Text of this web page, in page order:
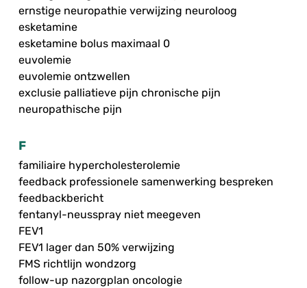
ernstige neuropathie verwijzing neuroloog
esketamine
esketamine bolus maximaal 0
euvolemie
euvolemie ontzwellen
exclusie palliatieve pijn chronische pijn
neuropathische pijn
F
familiaire hypercholesterolemie
feedback professionele samenwerking bespreken
feedbackbericht
fentanyl-neusspray niet meegeven
FEV1
FEV1 lager dan 50% verwijzing
FMS richtlijn wondzorg
follow-up nazorgplan oncologie